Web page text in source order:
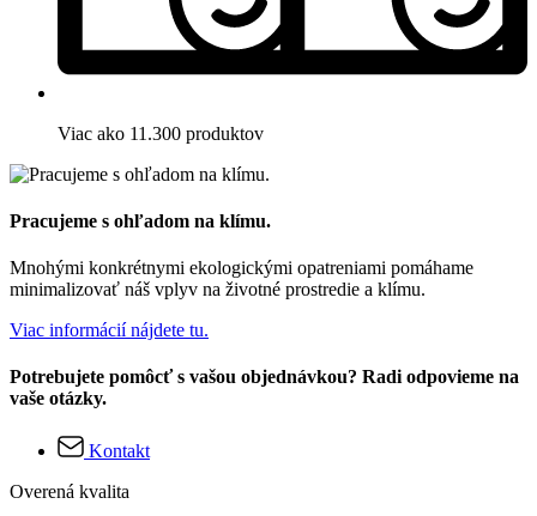
Viac ako 11.300 produktov
Pracujeme s ohľadom na klímu.
Mnohými konkrétnymi ekologickými opatreniami pomáhame
minimalizovať náš vplyv na životné prostredie a klímu.
Viac informácií nájdete tu.
Potrebujete pomôcť s vašou objednávkou? Radi odpovieme na
vaše otázky.
Kontakt
Overená kvalita